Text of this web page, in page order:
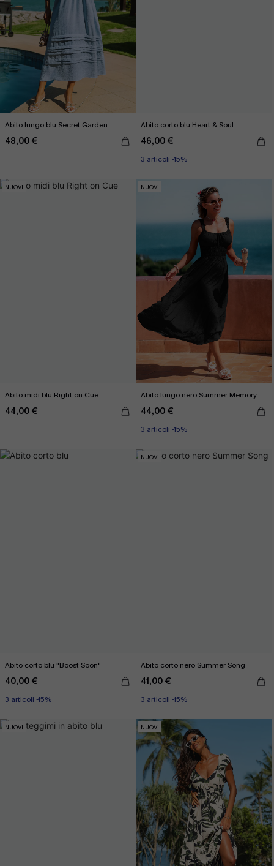
Abito lungo blu Secret Garden
48,00 €
Abito corto blu Heart & Soul
46,00 €
3 articoli -15%
NUOVI
Abito midi blu Right on Cue
44,00 €
NUOVI
Abito lungo nero Summer Memory
44,00 €
3 articoli -15%
Abito corto blu "Boost Soon"
40,00 €
3 articoli -15%
NUOVI
Abito corto nero Summer Song
41,00 €
3 articoli -15%
NUOVI NUOVI